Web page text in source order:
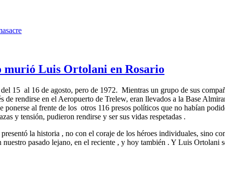
murió Luis Ortolani en Rosario
15 al 16 de agosto, pero de 1972. Mientras un grupo de sus
de rendirse en el Aeropuerto de Trelew, eran llevados a la Base
al frente de los otros 116 presos políticos que no habían
y tensión, pudieron rendirse y ser sus vidas respetadas .
la historia , no con el coraje de los héroes individuales, sino
pasado lejano, en el reciente , y hoy también . Y Luis Ortolani